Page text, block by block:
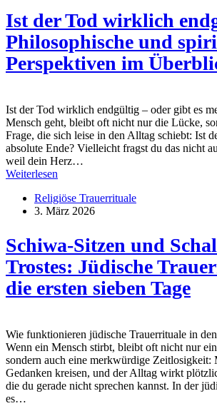
Ist der Tod wirklich
Philosophische und
Perspektiven im
Ist der Tod wirklich endgültig – oder gibt es
Mensch geht, bleibt oft nicht nur die Lücke,
Frage, die sich leise in den Alltag schiebt: Ist
absolute Ende? Vielleicht fragst du das nicht
weil dein Herz…
Weiterlesen
Religiöse Trauerrituale
3. März 2026
Schiwa-Sitzen und
Trostes: Jüdische
die ersten sieben Tage
Wie funktionieren jüdische Trauerrituale in
Wenn ein Mensch stirbt, bleibt oft nicht nur
sondern auch eine merkwürdige Zeitlosigkeit:
Gedanken kreisen, und der Alltag wirkt
die du gerade nicht sprechen kannst. In der
es…